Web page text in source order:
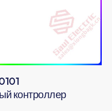
контроллер